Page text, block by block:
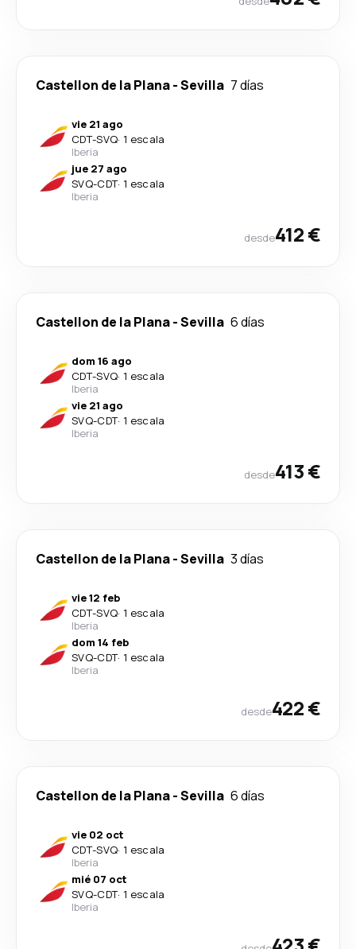
Castellon de la Plana-Sevilla 7 días
vie 21 ago
CDT-SVQ· 1 escala
Iberia
jue 27 ago
SVQ-CDT· 1 escala
Iberia
desde412 €
Castellon de la Plana-Sevilla 6 días
dom 16 ago
CDT-SVQ· 1 escala
Iberia
vie 21 ago
SVQ-CDT· 1 escala
Iberia
desde413 €
Castellon de la Plana-Sevilla 3 días
vie 12 feb
CDT-SVQ· 1 escala
Iberia
dom 14 feb
SVQ-CDT· 1 escala
Iberia
desde422 €
Castellon de la Plana-Sevilla 6 días
vie 02 oct
CDT-SVQ· 1 escala
Iberia
mié 07 oct
SVQ-CDT· 1 escala
Iberia